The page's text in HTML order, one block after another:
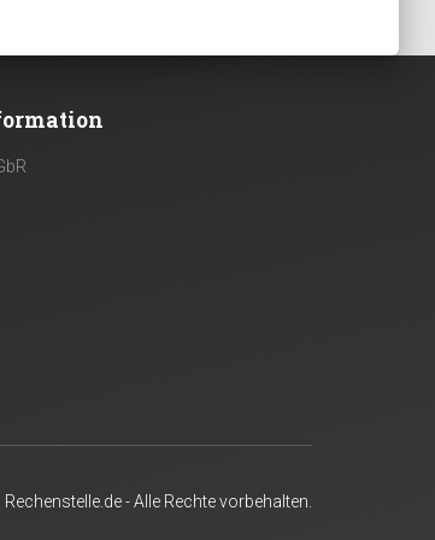
- Alle Rechte vorbehalten.